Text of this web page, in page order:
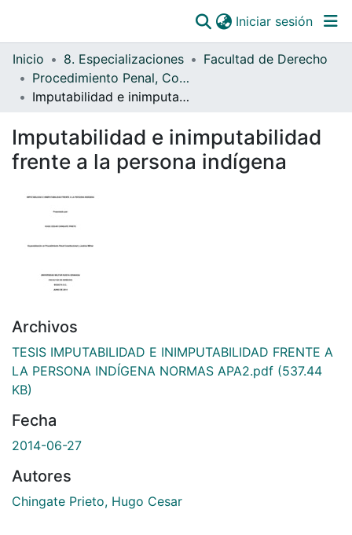
Todo DSpace
Estadísticas
Catálogo
OJS
Paz y salvos
Iniciar sesión
Inicio 8. Especializaciones
Facultad de Derecho
Procedimiento Penal, Constitucional y Justicia Militar
Imputabilidad e inimputabilidad frente a la persona indígena
Imputabilidad e inimputabilidad
frente a la persona indígena
Archivos
TESIS IMPUTABILIDAD E INIMPUTABILIDAD FRENTE A
LA PERSONA INDÍGENA NORMAS APA2.pdf (537.44
KB)
Fecha
2014-06-27
Autores
Chingate Prieto, Hugo Cesar